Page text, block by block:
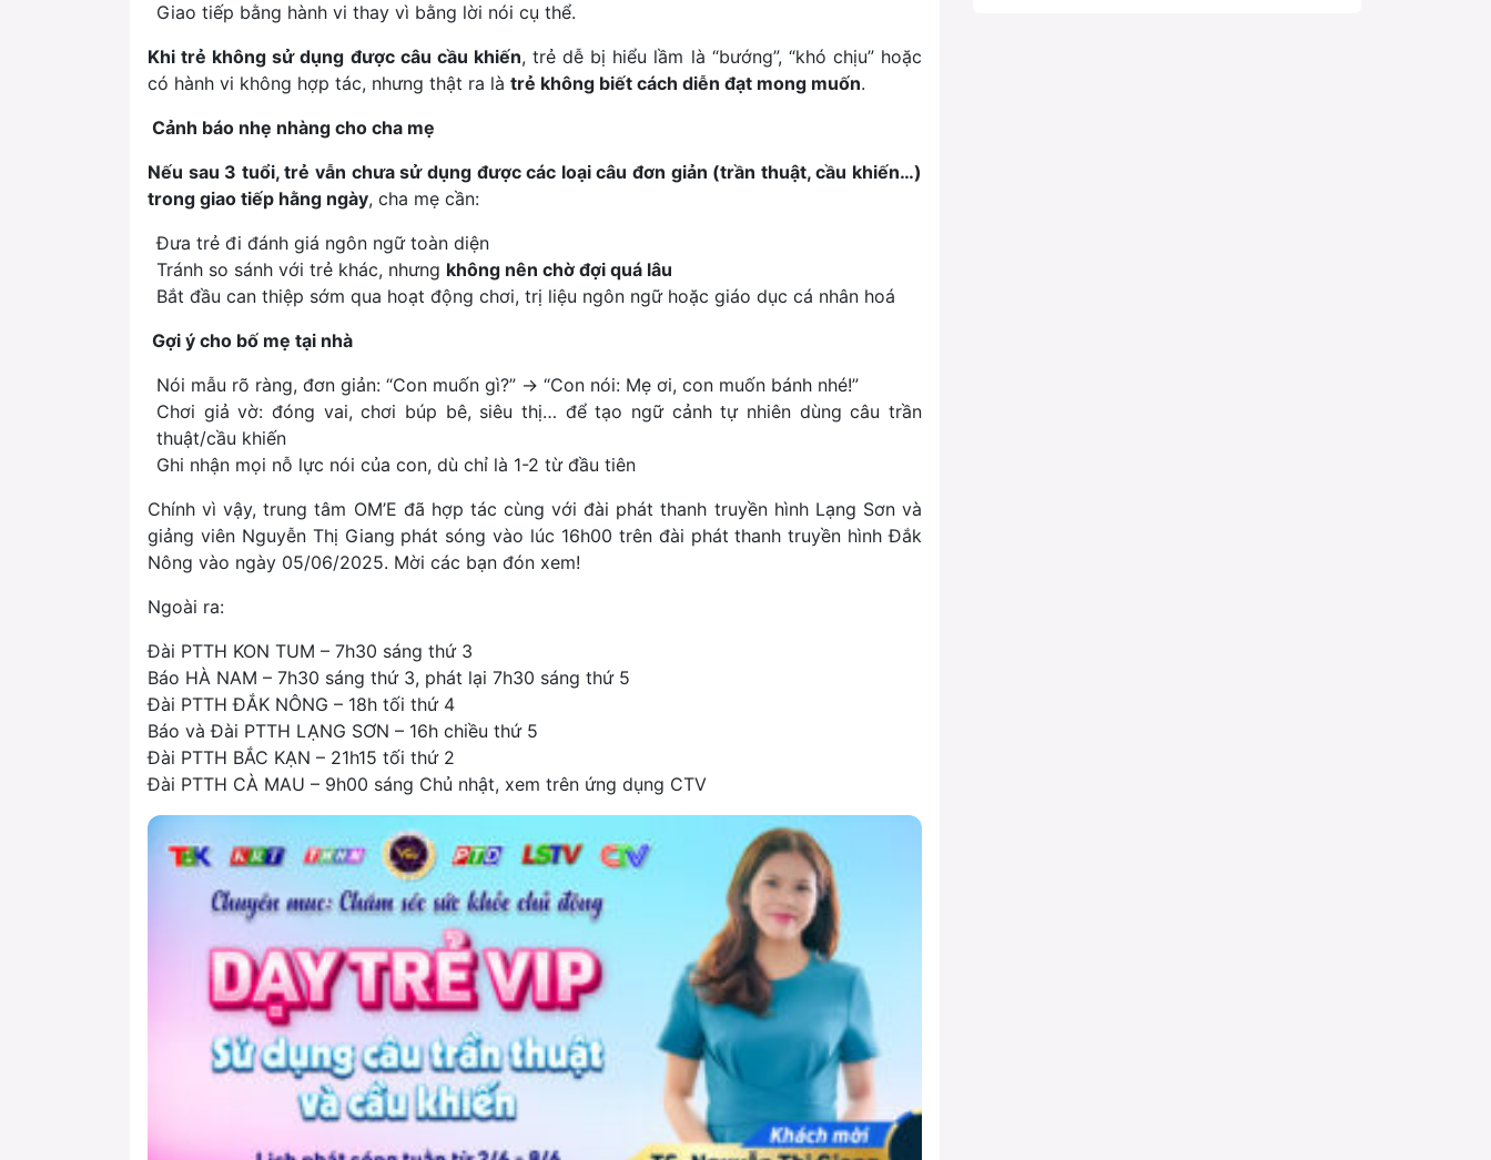
Giao tiếp bằng hành vi thay vì bằng lời nói cụ thể.
Khi trẻ không sử dụng được câu cầu khiến, trẻ dễ bị hiểu lầm là “bướng”, “khó chịu” hoặc
có hành vi không hợp tác, nhưng thật ra là trẻ không biết cách diễn đạt mong muốn.
Cảnh báo nhẹ nhàng cho cha mẹ
Nếu sau 3 tuổi, trẻ vẫn chưa sử dụng được các loại câu đơn giản (trần thuật, cầu khiến…)
trong giao tiếp hằng ngày, cha mẹ cần:
Đưa trẻ đi đánh giá ngôn ngữ toàn diện
Tránh so sánh với trẻ khác, nhưng không nên chờ đợi quá lâu
Bắt đầu can thiệp sớm qua hoạt động chơi, trị liệu ngôn ngữ hoặc giáo dục cá nhân hoá
Gợi ý cho bố mẹ tại nhà
Nói mẫu rõ ràng, đơn giản: “Con muốn gì?” → “Con nói: Mẹ ơi, con muốn bánh nhé!”
Chơi giả vờ: đóng vai, chơi búp bê, siêu thị… để tạo ngữ cảnh tự nhiên dùng câu trần
thuật/cầu khiến
Ghi nhận mọi nỗ lực nói của con, dù chỉ là 1-2 từ đầu tiên
Chính vì vậy, trung tâm OM’E đã hợp tác cùng với đài phát thanh truyền hình Lạng Sơn và
giảng viên Nguyễn Thị Giang phát sóng vào lúc 16h00 trên đài phát thanh truyền hình Đắk
Nông vào ngày 05/06/2025. Mời các bạn đón xem!
Ngoài ra:
Đài PTTH KON TUM – 7h30 sáng thứ 3
Báo HÀ NAM – 7h30 sáng thứ 3, phát lại 7h30 sáng thứ 5
Đài PTTH ĐẮK NÔNG – 18h tối thứ 4
Báo và Đài PTTH LẠNG SƠN – 16h chiều thứ 5
Đài PTTH BẮC KẠN – 21h15 tối thứ 2
Đài PTTH CÀ MAU – 9h00 sáng Chủ nhật, xem trên ứng dụng CTV